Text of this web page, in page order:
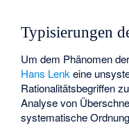
Typisierungen
Um dem Phänomen
Hans Lenkeine
Rationalitätsbegriffen
Analyse von
systematische